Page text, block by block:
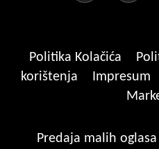
Politika Kolačića
korištenja
Impresum
Predaja malih